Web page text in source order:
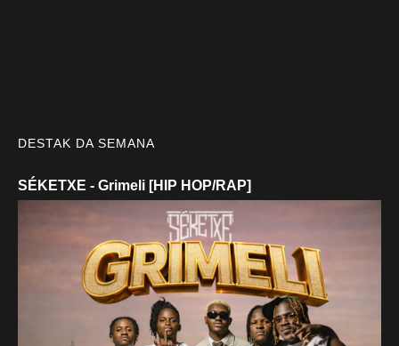
DESTAK DA SEMANA
SÉKETXE - Grimeli [HIP HOP/RAP]